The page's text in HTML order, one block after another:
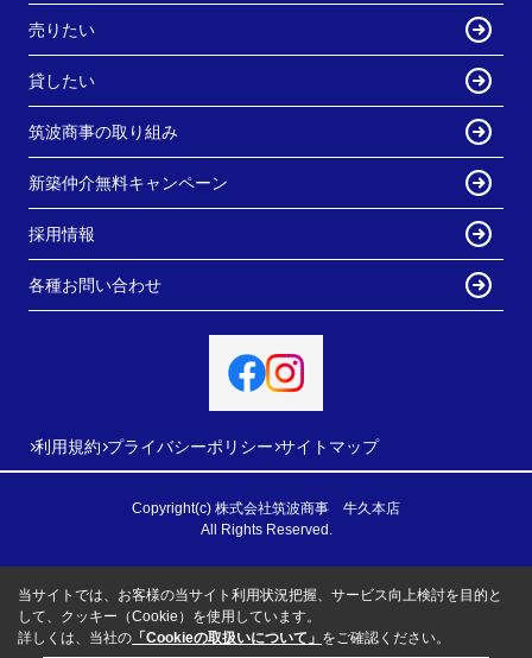
売りたい
貸したい
筑波商事の取り組み
新築仲介無料キャンペーン
採用情報
各種お問い合わせ
利用規約 プライバシーポリシー サイトマップ
Copyright(c) 株式会社筑波商事 牛久本店
All Rights Reserved.
当サイトでは、お客様の当サイト利用状況把握、サービス向上検討を目的と
して、クッキー（Cookie）を使用しています。
詳しくは、当社の 「Cookieの取扱いについて」 をご確認ください。